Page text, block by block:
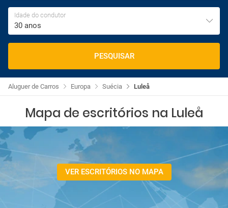
Idade do condutor
30 anos
PESQUISAR
Luleå
Suécia
Europa
Aluguer de Carros
Mapa de escritórios na Luleå
VER ESCRITÓRIOS NO MAPA